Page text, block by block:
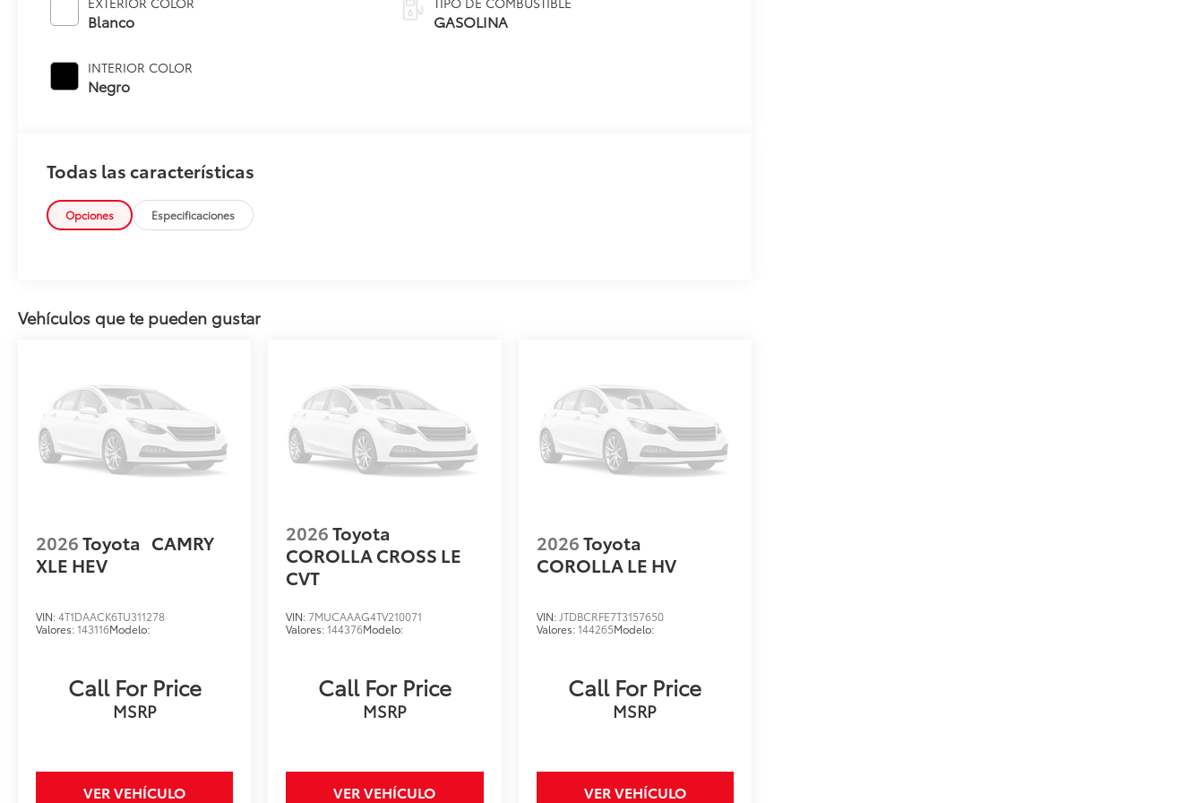
Blanco
INTERIOR COLOR
Negro
GASOLINA
Todas las características
Opciones Especificaciones
Vehículos que te pueden gustar
2026Toyota CAMRY
XLE HEV
VIN:4T1DAACK6TU311278
Valores:143116Modelo:
Call For Price
MSRP
VER VEHÍCULO
2026Toyota
COROLLA CROSS LE
CVT
VIN:7MUCAAAG4TV210071
Valores:144376Modelo:
Call For Price
MSRP
VER VEHÍCULO
2026Toyota
COROLLA LE HV
VIN: JTDBCRFE7T3157650
Valores:144265Modelo:
Call For Price
MSRP
VER VEHÍCULO